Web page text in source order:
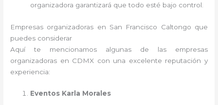
organizadora garantizará que todo esté bajo control.
Empresas organizadoras en San Francisco Caltongo que
puedes considerar
Aquí te mencionamos algunas de las empresas
organizadoras en CDMX con una excelente reputación y
experiencia:
Eventos Karla Morales